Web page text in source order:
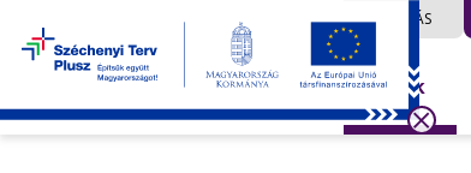
UTAZÁS
Hírek